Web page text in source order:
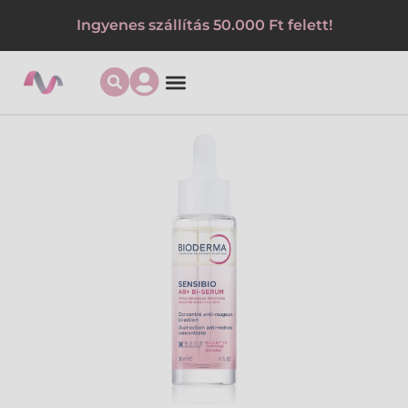
Ingyenes szállítás 50.000 Ft felett!